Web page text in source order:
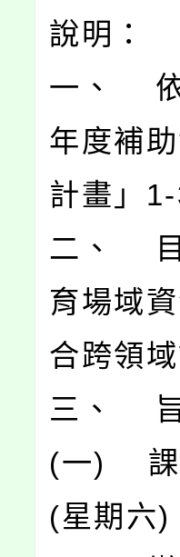
說明：
一、 依
年度補
計畫」
二、 目
育場域
合跨領
三、 旨
(一) 課
(星期六